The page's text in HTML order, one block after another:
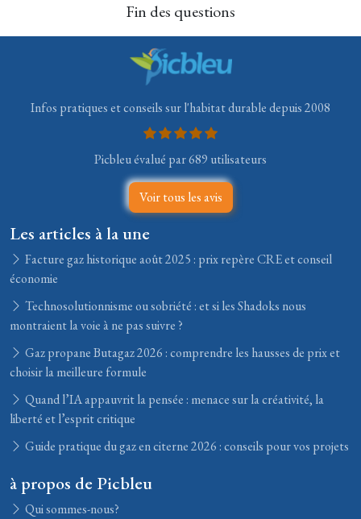
Fin des questions
Infos pratiques et conseils sur l'habitat durable depuis 2008
Picbleu évalué par 689 utilisateurs
Voir tous les avis
Les articles à la une
Facture gaz historique août 2025 : prix repère CRE et conseil
économie
Technosolutionnisme ou sobriété : et si les Shadoks nous
montraient la voie à ne pas suivre ?
Gaz propane Butagaz 2026 : comprendre les hausses de prix et
choisir la meilleure formule
Quand l’IA appauvrit la pensée : menace sur la créativité, la
liberté et l’esprit critique
Guide pratique du gaz en citerne 2026 : conseils pour vos projets
à propos de Picbleu
Qui sommes-nous?